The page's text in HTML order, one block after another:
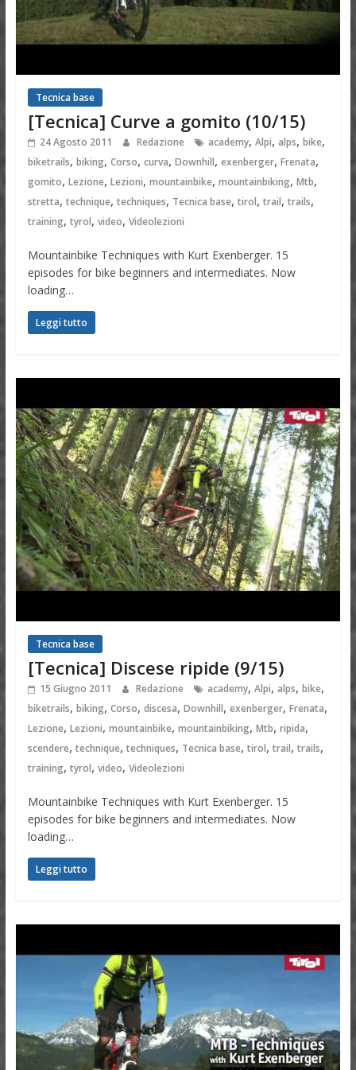
Tecnica base
[Tecnica] Curve a gomito (10/15)
24 Agosto 2011 Redazione academy, Alpi, alps, bike,
biketrails, biking, Corso, curva, Downhill, exenberger, Frenata,
gomito, Lezione, Lezioni, mountainbike, mountainbiking, Mtb,
stretta, technique, techniques, Tecnica base, tirol, trail, trails,
training, tyrol, video, Videolezioni
Mountainbike Techniques with Kurt Exenberger. 15
episodes for bike beginners and intermediates. Now
loading…
Leggi tutto
Tecnica base
[Tecnica] Discese ripide (9/15)
15 Giugno 2011 Redazione academy, Alpi, alps, bike,
biketrails, biking, Corso, discesa, Downhill, exenberger, Frenata,
Lezione, Lezioni, mountainbike, mountainbiking, Mtb, ripida,
scendere, technique, techniques, Tecnica base, tirol, trail, trails,
training, tyrol, video, Videolezioni
Mountainbike Techniques with Kurt Exenberger. 15
episodes for bike beginners and intermediates. Now
loading…
Leggi tutto